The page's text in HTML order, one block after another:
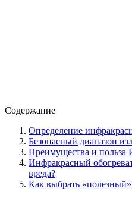
Содержание
Определение
Безопасный диапазон
Преимущества и польза
Инфракрасный
вреда?
Как выбрать «полезный»